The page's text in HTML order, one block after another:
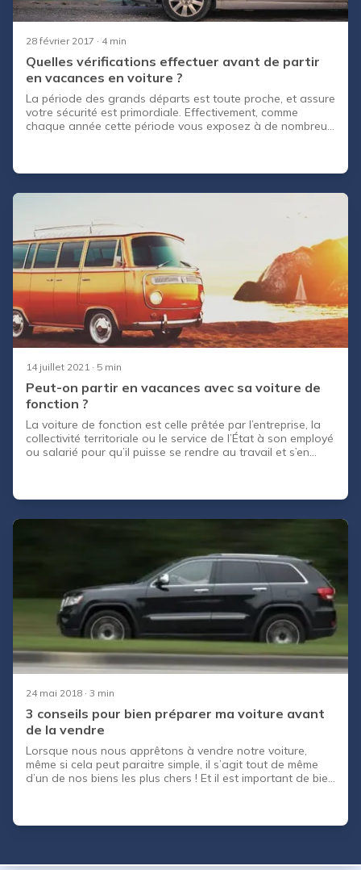
28 février 2017 · 4 min
Quelles vérifications effectuer avant de partir
en vacances en voiture ?
La période des grands départs est toute proche, et assure
votre sécurité est primordiale. Effectivement, comme
chaque année cette période vous exposez à de nombreux
14 juillet 2021 · 5 min
Peut-on partir en vacances avec sa voiture de
fonction ?
La voiture de fonction est celle prêtée par l’entreprise, la
collectivité territoriale ou le service de l’État à son employé
ou salarié pour qu’il puisse se rendre au travail et s’en
cette question, il faut d’abord faire la différence entre
puis il faut prendre en compte l’avantage réel accordé au
salarié. CapCar vous donne les réponses à toutes vos
questions dans cet article !
24 mai 2018 · 3 min
3 conseils pour bien préparer ma voiture avant
de la vendre
Lorsque nous nous apprêtons à vendre notre voiture,
même si cela peut paraitre simple, il s’agit tout de même
d’un de nos biens les plus chers ! Et il est important de bien